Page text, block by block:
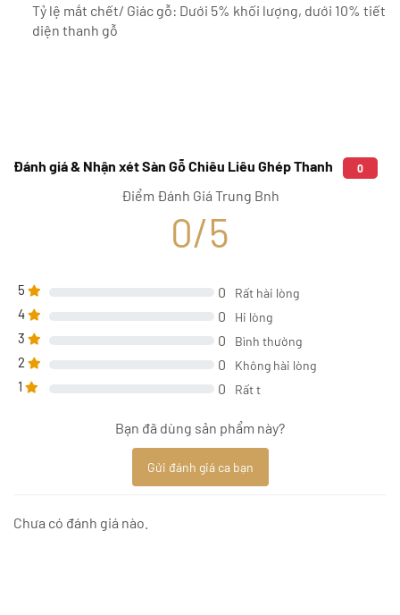
Tỷ lệ mắt chết/ Giác gỗ: Dưới 5% khối lượng, dưới 10% tiết
diện thanh gỗ
Đánh giá & Nhận xét Sàn Gỗ Chiêu Liêu Ghép Thanh 0
Điểm Đánh Giá Trung Bnh
0/5
5 0 Rất hài lòng
4 0 Hi lòng
3 0 Bình thường
2 0 Không hài lòng
1 0 Rất t
Bạn đã dùng sản phẩm này?
Gửi đánh giá ca bạn
Chưa có đánh giá nào.